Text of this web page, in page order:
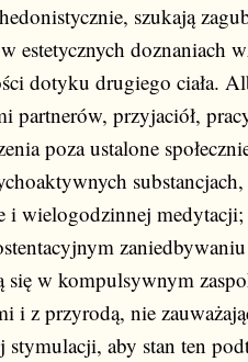
szukają
estetycznych doznaniach
dotyku drugiego ciała.
partnerów, przyjaciół,
poza ustalone
i wielogodzinnej
się w kompulsywnym
i z przyrodą, nie
stymulacji, aby stan ten